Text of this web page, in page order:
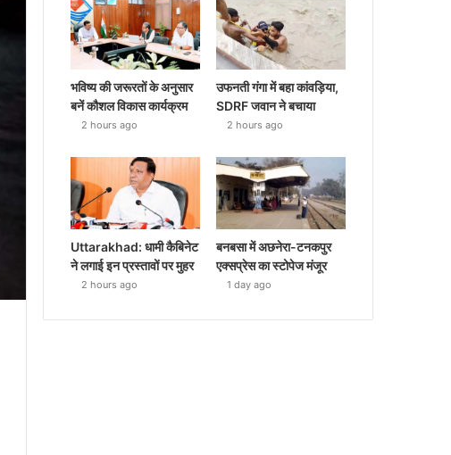
भविष्य की जरूरतों के अनुसार
बनें कौशल विकास कार्यक्रम
2 hours ago
उफनती गंगा में बहा कांवड़िया,
SDRF जवान ने बचाया
2 hours ago
Uttarakhad: धामी कैबिनेट
ने लगाई इन प्रस्तावों पर मुहर
2 hours ago
बनबसा में अछनेरा-टनकपुर
एक्सप्रेस का स्टोपेज मंजूर
1 day ago